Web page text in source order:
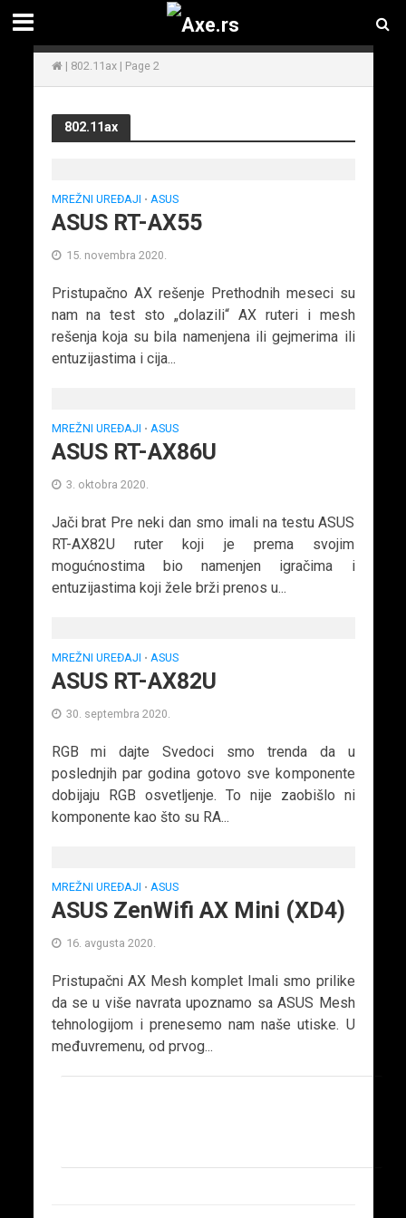
| 802.11ax| Page 2
802.11ax
MREŽNI UREĐAJI • ASUS
ASUS RT-AX55
15. novembra 2020.
Pristupačno AX rešenje Prethodnih meseci su
nam na test sto „dolazili“ AX ruteri i mesh
rešenja koja su bila namenjena ili gejmerima ili
entuzijastima i cija...
MREŽNI UREĐAJI • ASUS
ASUS RT-AX86U
3. oktobra 2020.
Jači brat Pre neki dan smo imali na testu ASUS
RT-AX82U ruter koji je prema svojim
mogućnostima bio namenjen igračima i
entuzijastima koji žele brži prenos u...
MREŽNI UREĐAJI • ASUS
ASUS RT-AX82U
30. septembra 2020.
RGB mi dajte Svedoci smo trenda da u
poslednjih par godina gotovo sve komponente
dobijaju RGB osvetljenje. To nije zaobišlo ni
komponente kao što su RA...
MREŽNI UREĐAJI • ASUS
ASUS ZenWifi AX Mini (XD4)
16. avgusta 2020.
Pristupačni AX Mesh komplet Imali smo prilike
da se u više navrata upoznamo sa ASUS Mesh
tehnologijom i prenesemo nam naše utiske. U
međuvremenu, od prvog...